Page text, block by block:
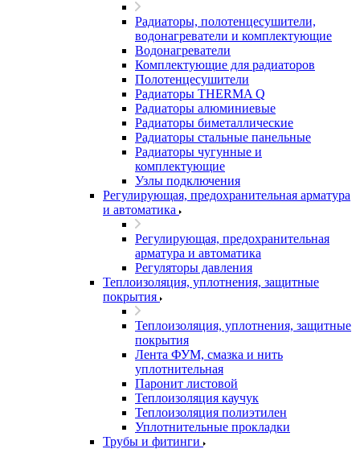
Радиаторы, полотенцесушители,
водонагреватели и комплектующие
Водонагреватели
Комплектующие для радиаторов
Полотенцесушители
Радиаторы THERMA Q
Радиаторы алюминиевые
Радиаторы биметаллические
Радиаторы стальные панельные
Радиаторы чугунные и
комплектующие
Узлы подключения
Регулирующая, предохранительная арматура
и автоматика
Регулирующая, предохранительная
арматура и автоматика
Регуляторы давления
Теплоизоляция, уплотнения, защитные
покрытия
Теплоизоляция, уплотнения, защитные
покрытия
Лента ФУМ, смазка и нить
уплотнительная
Паронит листовой
Теплоизоляция каучук
Теплоизоляция полиэтилен
Уплотнительные прокладки
Трубы и фитинги